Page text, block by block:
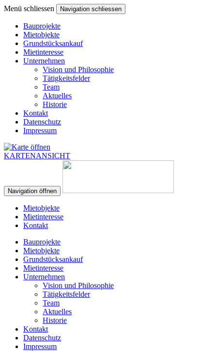
Menü schliessen Navigation schliessen
Bauprojekte
Mietobjekte
Grundstücksankauf
Mietinteresse
Unternehmen
Vision und Philosophie
Tätigkeitsfelder
Team
Aktuelles
Historie
Kontakt
Datenschutz
Impressum
KARTENANSICHT
Navigation öffnen
Mietobjekte
Mietinteresse
Kontakt
Bauprojekte
Mietobjekte
Grundstücksankauf
Mietinteresse
Unternehmen
Vision und Philosophie
Tätigkeitsfelder
Team
Aktuelles
Historie
Kontakt
Datenschutz
Impressum